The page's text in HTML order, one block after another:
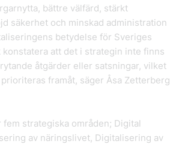
bättre välfärd, stärkt
säkerhet och minskad administration
betydelse för Sveriges
konstatera att det i strategin inte finns
åtgärder eller satsningar, vilket
framåt, säger Åsa Zetterberg
strategiska områden; Digital
av näringslivet, Digitalisering av